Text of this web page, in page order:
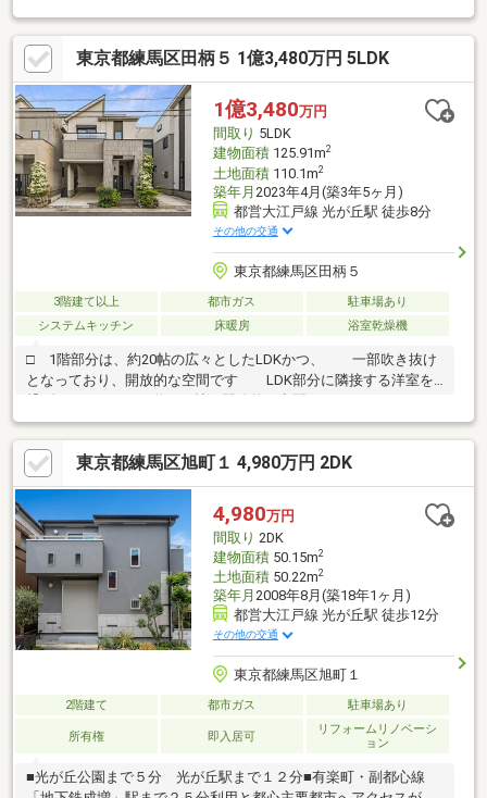
Ｓ／２ＬＤＫ＋Ｓの２世帯プラン・ご家族と会話を楽しみながら
料理が出来る人気の対面キッチン・プールやBBQ等、アウトドア
リビング感覚で使えるルーフバルコニー【街並み】・桜並木と１
３星座をモチーフにした美しい邸宅街・石積風ウォールやアー
チ、大理石調の装飾が彩るフィレンツェ風の街並み【設備仕
様】・SECOM搭載・食器洗浄乾燥機・HIコンロ・浴室暖房乾燥
機・オートバス・シャワートイレなど
東京都練馬区田柄５ 1億3,480万円 5LDK
1億3,480万円
間取り 5LDK
建物面積125.91m2
土地面積110.1m2
築年月 2023年4月(築3年5ヶ月)
都営大江戸線 光が丘駅 徒歩8分
その他の交通
東京都練馬区田柄５
3階建て以上 都市ガス
駐車場あり
システムキッチン
床暖房 浴室乾燥機
□ 1階部分は、約20帖の広々としたLDKかつ、 一部吹き抜け
となっており、開放的な空間です LDK部分に隣接する洋室を
……………………………………………………………………………□ システムキッチ
ン採用 食洗機、カップボード設置の、高グレードな仕様で
す キッチン横には、備蓄倉庫も設置されており、 収納力
に長けます……………………………………………………………………………
東京都練馬区旭町１ 4,980万円 2DK
4,980万円
間取り 2DK
建物面積50.15m2
土地面積50.22m2
築年月 2008年8月(築18年1ヶ月)
都営大江戸線 光が丘駅 徒歩12分
その他の交通
東京都練馬区旭町１
2階建て 都市ガス 駐車場あり
所有権 即入居可
リフォームリノベーシ
ョン
■光が丘公園まで５分 光が丘駅まで１２分■有楽町・副都心線